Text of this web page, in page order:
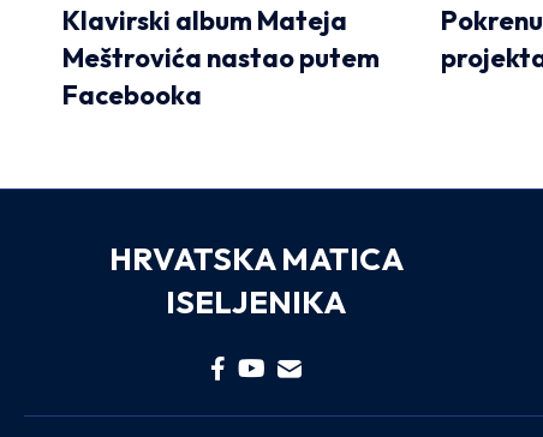
Klavirski album Mateja
Meštrovića nastao putem
Facebooka
HRVATSKA MATICA
ISELJENIKA